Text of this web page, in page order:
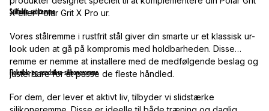
X eller Polar Grit X Pro ur.
Stilfulde stålremme
Vores stålremme i rustfrit stål giver din smarte ur et klassisk ur-
look uden at gå på kompromis med holdbarheden. Disse
remme er nemme at installere med de medfølgende beslag og
justerbare for at passe de fleste håndled.
Fleksible og vandsikre silikoneremme
For dem, der lever et aktivt liv, tilbyder vi slidstærke